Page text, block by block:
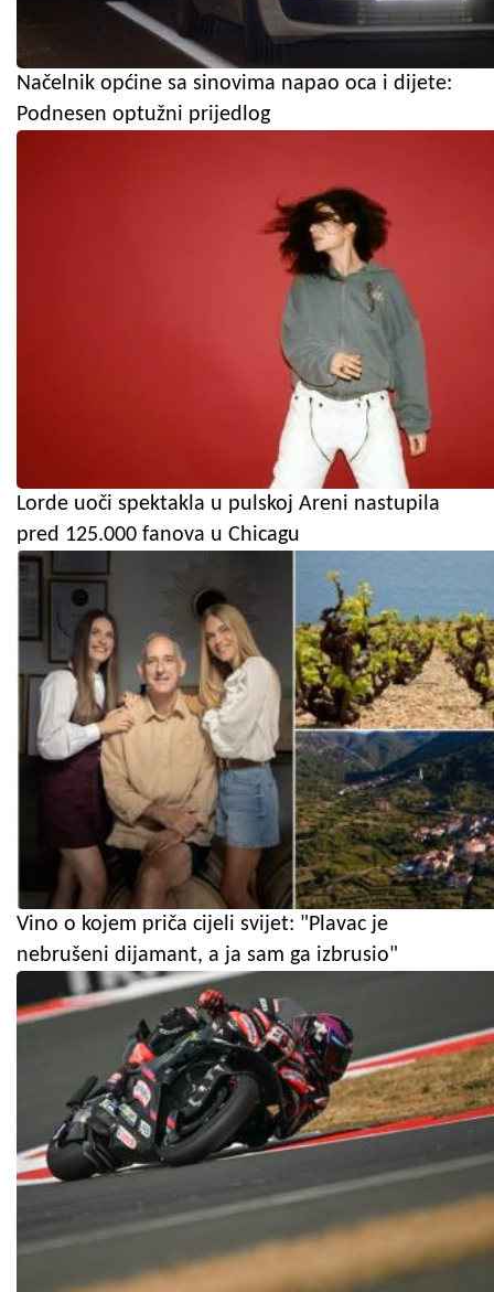
Načelnik općine sa sinovima napao oca i dijete:
Podnesen optužni prijedlog
Lorde uoči spektakla u pulskoj Areni nastupila
pred 125.000 fanova u Chicagu
Vino o kojem priča cijeli svijet: "Plavac je
nebrušeni dijamant, a ja sam ga izbrusio"